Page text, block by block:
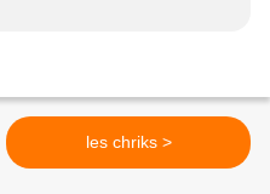
les chriks >